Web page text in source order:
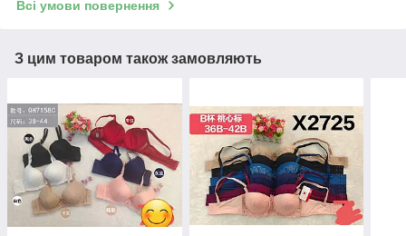
Всі умови повернення
З цим товаром також замовляють